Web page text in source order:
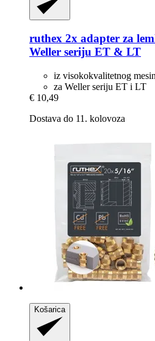
ruthex 2x adapter za
Weller seriju ET & LT
iz visokokvalitetnog
za Weller seriju ET i LT
€ 10,49
Dostava do 11. kolovoza
Košarica